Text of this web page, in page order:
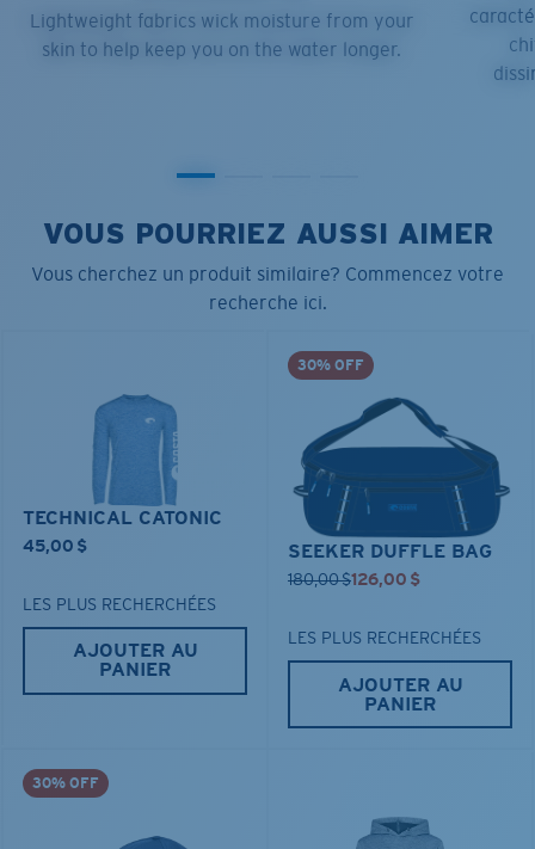
Lightweight fabrics wick moisture from your
skin to help keep you on the water longer.
VOUS POURRIEZ AUSSI AIMER
Vous cherchez un produit similaire? Commencez votre
recherche ici.
TECHNICAL CATONIC
45,00 $
LES PLUS RECHERCHÉES
AJOUTER AU
PANIER
30% OFF
SEEKER DUFFLE BAG
180,00 $126,00 $
LES PLUS RECHERCHÉES
AJOUTER AU
PANIER
30% OFF